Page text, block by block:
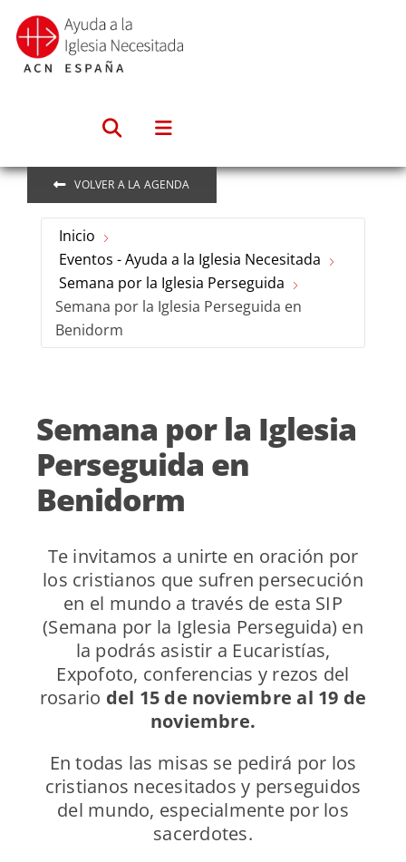
Saltar
contenido
VOLVER A LA AGENDA
Inicio
Eventos - Ayuda a la Iglesia Necesitada
Semana por la Iglesia Perseguida
Semana por la Iglesia Perseguida en
Benidorm
Semana por la Iglesia
Perseguida en
Benidorm
Te invitamos a unirte en oración por
los cristianos que sufren persecución
en el mundo a través de esta SIP
(Semana por la Iglesia Perseguida) en
la podrás asistir a Eucaristías,
Expofoto, conferencias y rezos del
rosario del 15 de noviembre al 19 de
noviembre.
En todas las misas se pedirá por los
cristianos necesitados y perseguidos
del mundo, especialmente por los
sacerdotes.